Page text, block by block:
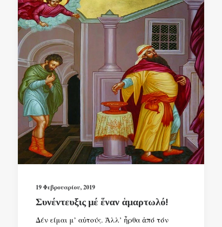
19 Φεβρουαρίου, 2019
Συνέντευξις μέ ἕναν ἁμαρτωλό!
Δέν είμαι μ’ αὐτούς. Ἀλλ’ ἦρθα ἀπό τόν